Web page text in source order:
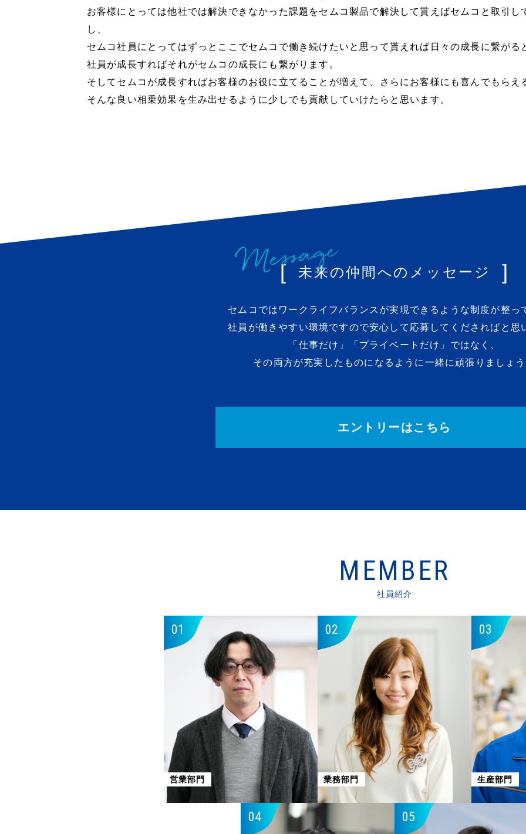
お客様にとっては他社では解決できなかった課題をセムコ製品で解決して貰えばセムコと取引し
し、
セムコ社員にとってはずっとここでセムコで働き続けたいと思って貰えれば日々の成長に繋がる
社員が成長すればそれがセムコの成長にも繋がります。
そしてセムコが成長すればお客様のお役に立てることが増えて、さらにお客様にも喜んでもらえ
そんな良い相乗効果を生み出せるように少しでも貢献していけたらと思います。
未来の仲間へのメッセージ
セムコではワークライフバランスが実現できるような制度が整っ
社員が働きやすい環境ですので安心して応募してくださればと思
「仕事だけ」「プライベートだけ」ではなく、
その両方が充実したものになるように一緒に頑張りましょう
エントリーはこちら
MEMBER
社員紹介
01
営業部門
02
業務部門
03
生産部門
04 05